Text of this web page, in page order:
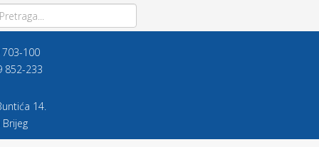
100
852-233
14.